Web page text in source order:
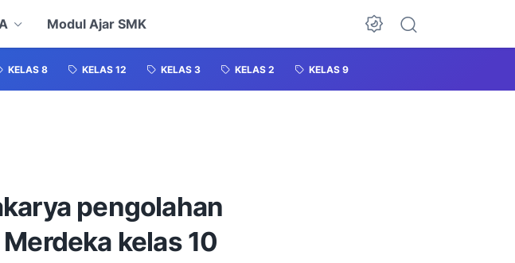
Modul Ajar SMK
KELAS 8 KELAS 12 KELAS 3 KELAS 2 KELAS 9
pengolahan
kelas 10